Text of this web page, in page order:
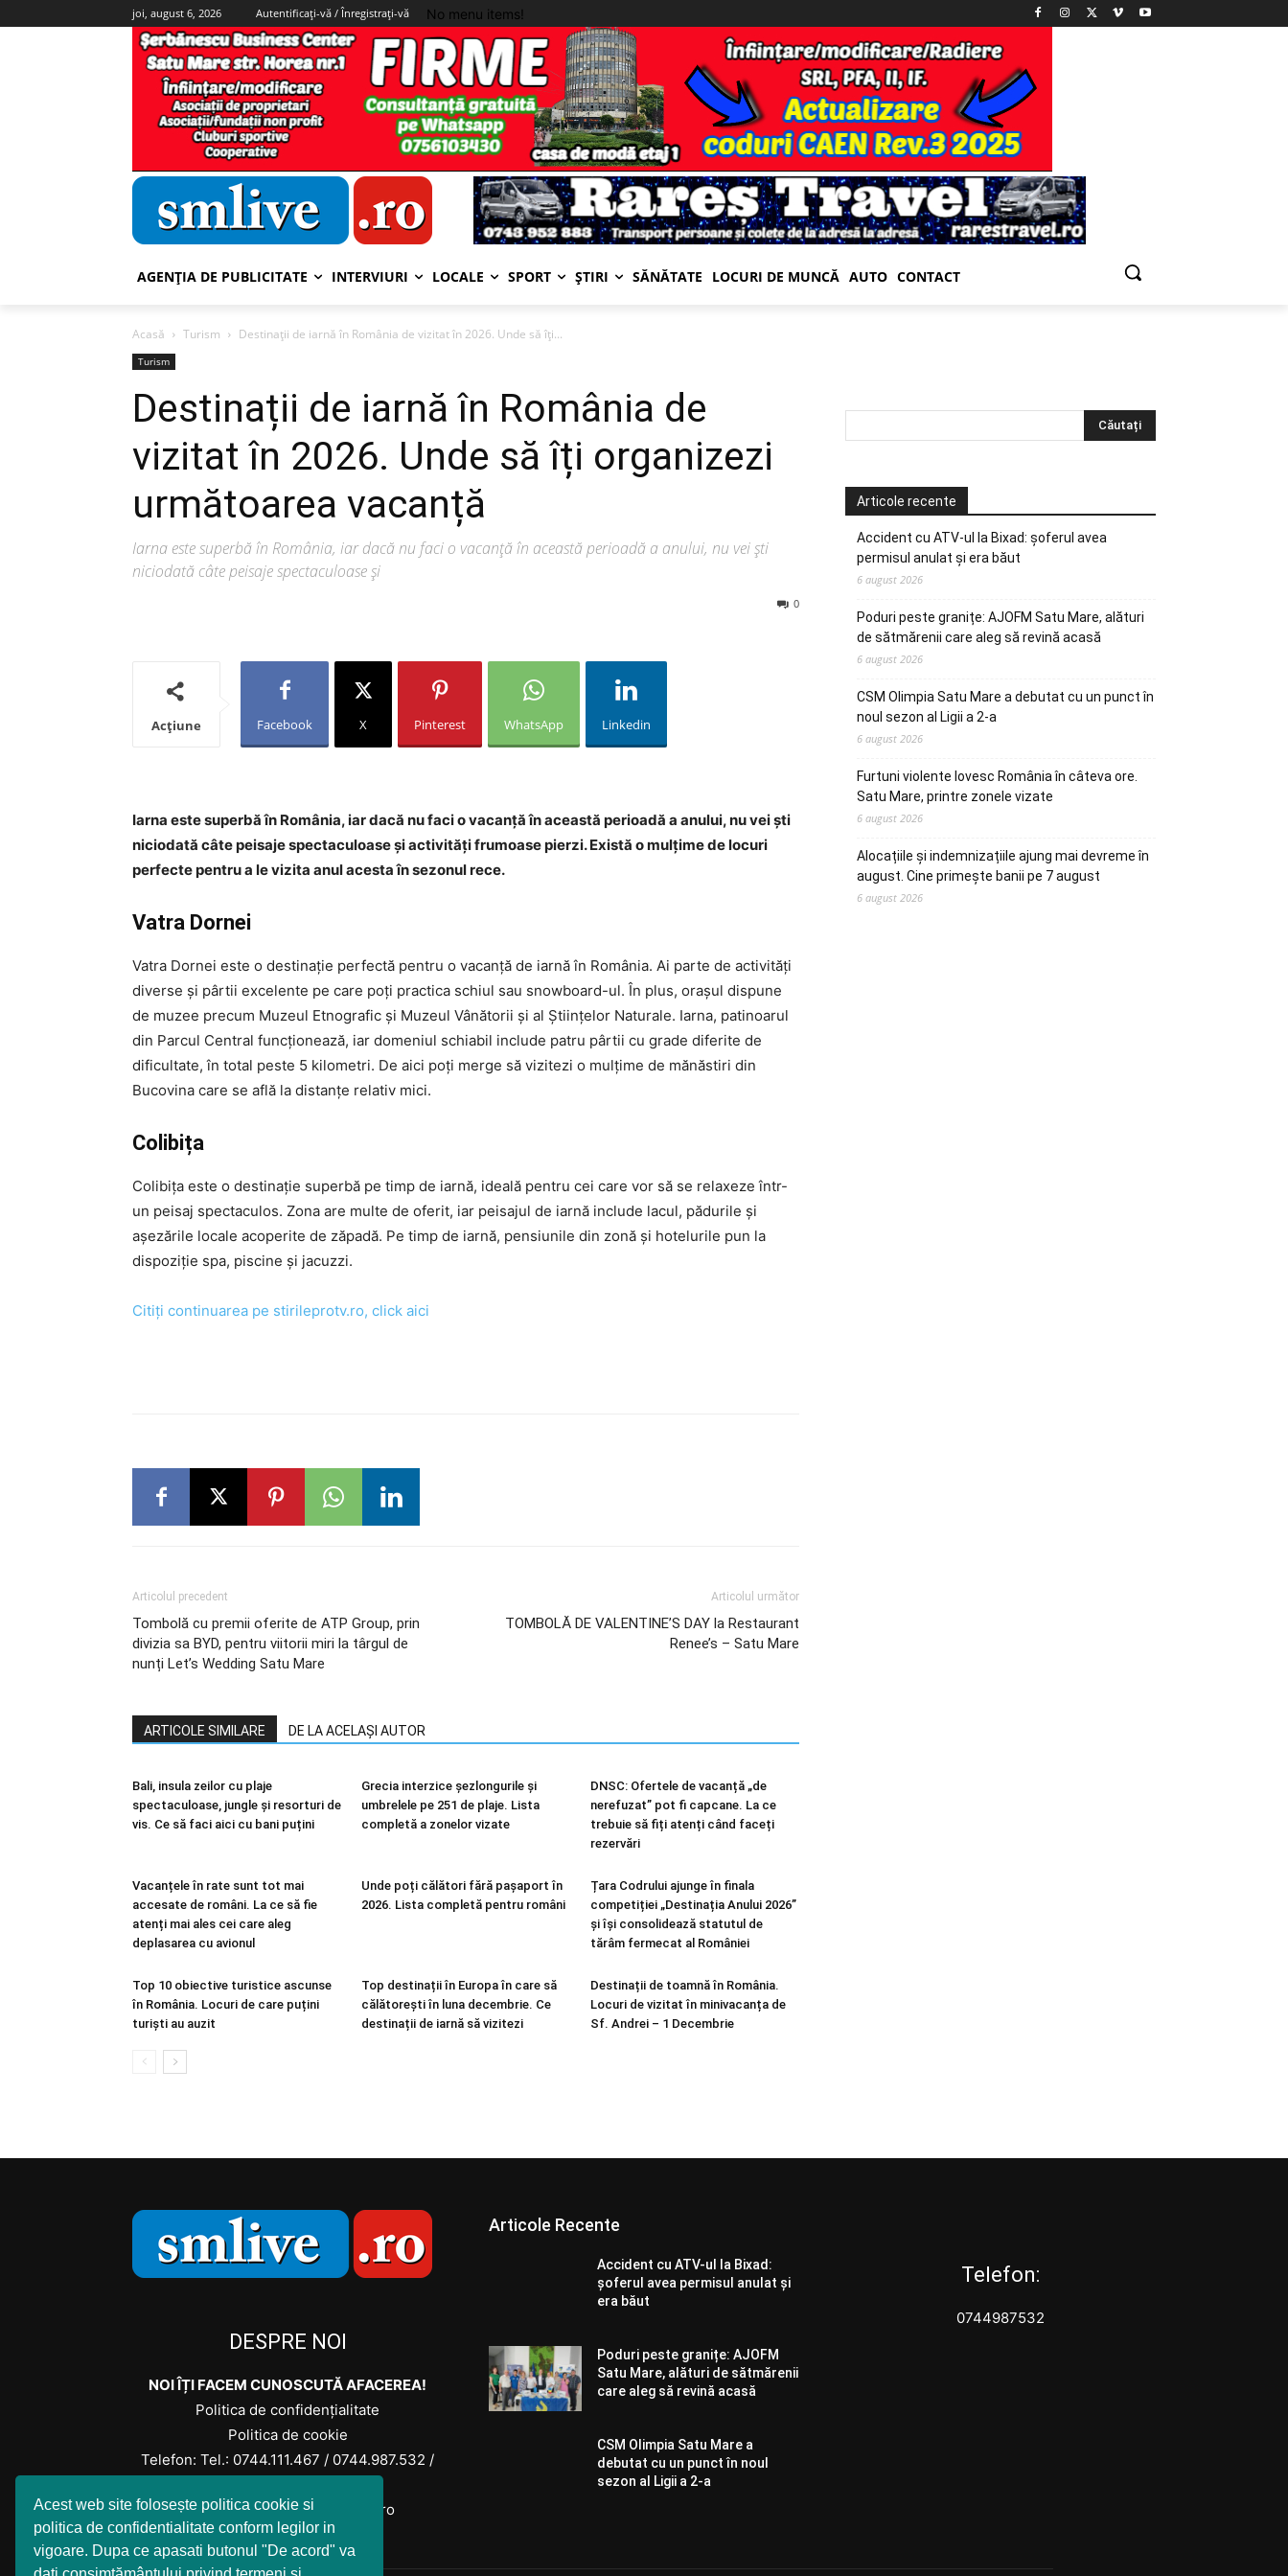
Acest web site folosește politica cookie si
politica de confidentialitate conform legilor in
vigoare. Dupa ce apasati butonul "De acord" va
joi, august 6, 2026 Autentificați-vă / Înregistrați-vă No menu items!
AGENȚIA DE PUBLICITATE INTERVIURI LOCALE SPORT ȘTIRI SĂNĂTATE LOCURI DE MUNCĂ AUTO CONTACT
Acasă Turism Destinații de iarnă în România de vizitat în 2026. Unde să îți...
Turism
Destinații de iarnă în România de
vizitat în 2026. Unde să îți organizezi
următoarea vacanță
Iarna este superbă în România, iar dacă nu faci o vacanță în această perioadă a anului, nu vei ști
niciodată câte peisaje spectaculoase și
0
Acțiune Facebook X Pinterest WhatsApp Linkedin
Iarna este superbă în România, iar dacă nu faci o vacanță în această perioadă a anului, nu vei ști
niciodată câte peisaje spectaculoase și activități frumoase pierzi. Există o mulțime de locuri
perfecte pentru a le vizita anul acesta în sezonul rece.
Vatra Dornei
Vatra Dornei este o destinație perfectă pentru o vacanță de iarnă în România. Ai parte de activități
diverse și pârtii excelente pe care poți practica schiul sau snowboard-ul. În plus, orașul dispune
de muzee precum Muzeul Etnografic și Muzeul Vânătorii și al Științelor Naturale. Iarna, patinoarul
din Parcul Central funcționează, iar domeniul schiabil include patru pârtii cu grade diferite de
dificultate, în total peste 5 kilometri. De aici poți merge să vizitezi o mulțime de mănăstiri din
Bucovina care se află la distanțe relativ mici.
Colibița
Colibița este o destinație superbă pe timp de iarnă, ideală pentru cei care vor să se relaxeze într-
un peisaj spectaculos. Zona are multe de oferit, iar peisajul de iarnă include lacul, pădurile și
așezările locale acoperite de zăpadă. Pe timp de iarnă, pensiunile din zonă și hotelurile pun la
dispoziție spa, piscine și jacuzzi.
Citiți continuarea pe stirileprotv.ro, click aici
Articolul precedent
Tombolă cu premii oferite de ATP Group, prin
divizia sa BYD, pentru viitorii miri la târgul de
nunți Let’s Wedding Satu Mare
Articolul următor
TOMBOLĂ DE VALENTINE’S DAY la Restaurant
Renee’s – Satu Mare
ARTICOLE SIMILARE DE LA ACELAȘI AUTOR
Bali, insula zeilor cu plaje
spectaculoase, jungle și resorturi de
vis. Ce să faci aici cu bani puțini
Grecia interzice șezlongurile și
umbrelele pe 251 de plaje. Lista
completă a zonelor vizate
DNSC: Ofertele de vacanță „de
nerefuzat” pot fi capcane. La ce
trebuie să fiți atenți când faceți
rezervări
Vacanțele în rate sunt tot mai
accesate de români. La ce să fie
atenți mai ales cei care aleg
deplasarea cu avionul
Unde poți călători fără pașaport în
2026. Lista completă pentru români
Țara Codrului ajunge în finala
competiției „Destinația Anului 2026”
și își consolidează statutul de
tărâm fermecat al României
Top 10 obiective turistice ascunse
în România. Locuri de care puțini
turiști au auzit
Top destinații în Europa în care să
călătorești în luna decembrie. Ce
destinații de iarnă să vizitezi
Destinații de toamnă în România.
Locuri de vizitat în minivacanța de
Sf. Andrei – 1 Decembrie
Articole recente
Accident cu ATV-ul la Bixad: șoferul avea
permisul anulat și era băut
6 august 2026
Poduri peste granițe: AJOFM Satu Mare, alături
de sătmărenii care aleg să revină acasă
6 august 2026
CSM Olimpia Satu Mare a debutat cu un punct în
noul sezon al Ligii a 2-a
6 august 2026
Furtuni violente lovesc România în câteva ore.
Satu Mare, printre zonele vizate
6 august 2026
Alocațiile și indemnizațiile ajung mai devreme în
august. Cine primește banii pe 7 august
6 august 2026
DESPRE NOI
NOI ÎȚI FACEM CUNOSCUTĂ AFACEREA!
Politica de confidențialitate
Politica de cookie
Telefon: Tel.: 0744.111.467 / 0744.987.532 /
Contactați-ne: office@smlive.ro
Articole Recente
Accident cu ATV-ul la Bixad:
șoferul avea permisul anulat și
era băut
Poduri peste granițe: AJOFM
Satu Mare, alături de sătmărenii
care aleg să revină acasă
CSM Olimpia Satu Mare a
debutat cu un punct în noul
sezon al Ligii a 2-a
Telefon:
0744987532